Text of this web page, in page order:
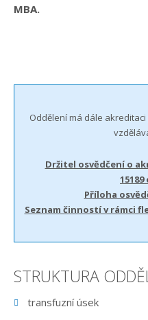
MBA.
Oddělení má dále
Držitel osvědčení o
15189
Příloha
Seznam činností v rámci
STRUKTURA
transfuzní úsek